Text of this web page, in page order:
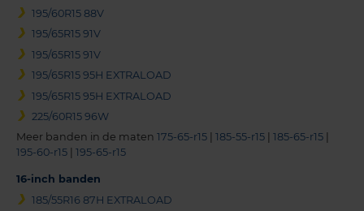
195/60R15 88V
195/65R15 91V
195/65R15 91V
195/65R15 95H EXTRALOAD
195/65R15 95H EXTRALOAD
225/60R15 96W
Meer banden in de maten 175-65-r15 185-55-r15 185-65-r15
195-60-r15
195-65-r15
16-inch banden
185/55R16 87H EXTRALOAD